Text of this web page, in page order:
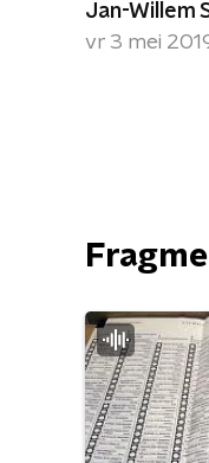
Jan-Willem
vr 3 mei